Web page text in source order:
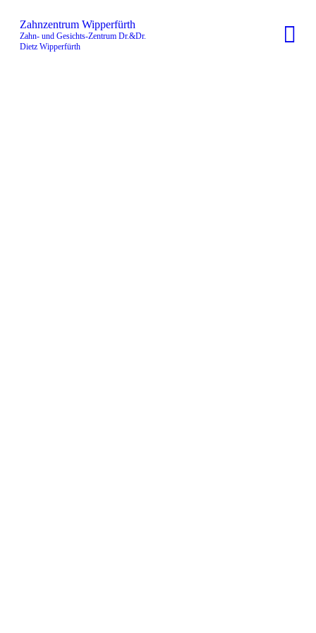
Zahnzentrum Wipperfürth
Zahn- und Gesichts-Zentrum Dr.&Dr.
Dietz Wipperfürth